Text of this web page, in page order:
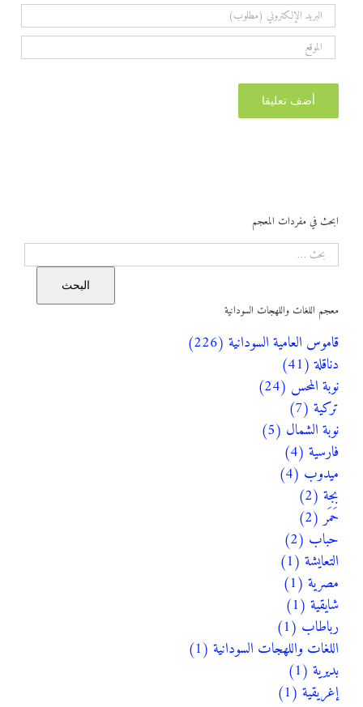
ابحث في مفردات المعجم
البحث
البحث
معجم اللغات واللهجات السودانية
قاموس العامية السودانية (226)
دناقلة (41)
نوبة المحس (24)
تركية (7)
نوبة الشمال (5)
فارسية (4)
ميدوب (4)
بجة (2)
حَمَر (2)
حباب (2)
التعايشة (1)
مصرية (1)
شايقية (1)
رباطاب (1)
اللغات واللهجات السودانية (1)
بديرية (1)
إغريقية (1)